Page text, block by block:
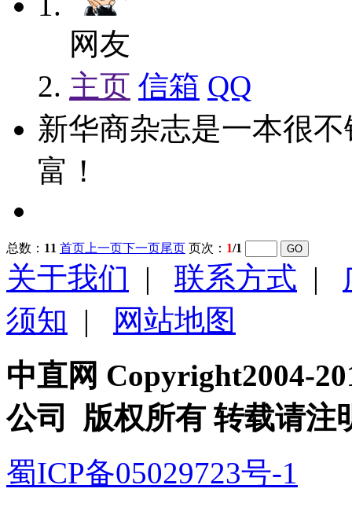
网友
主页 信箱 QQ
新华商杂志是一本很
富！
总数： 11 首页 上一页下一页尾页 页次： 1/1
关于我们 | 联系方式 |
须知 |
网站地图
中直网 Copyright2004-
公司 版权所有 转载请注
蜀ICP备05029723号-1